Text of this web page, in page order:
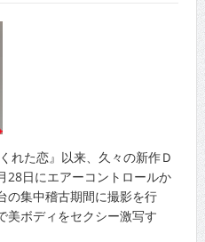
28日にエアーコントロールか
の集中稽古期間に撮影を行
美ボディをセクシー激写す